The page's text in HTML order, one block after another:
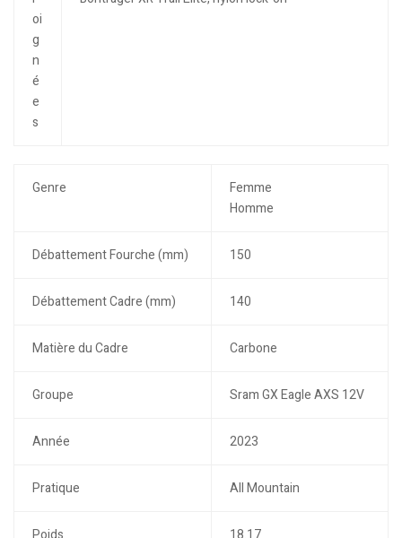
oi
g
n
é
e
s
Genre
Femme
Homme
Débattement Fourche (mm) 150
Débattement Cadre (mm) 140
Matière du Cadre Carbone
Groupe Sram GX Eagle AXS 12V
Année 2023
Pratique All Mountain